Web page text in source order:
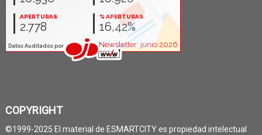
COPYRIGHT
©1999-2025 El material de ESMARTCITY es propiedad intelectual